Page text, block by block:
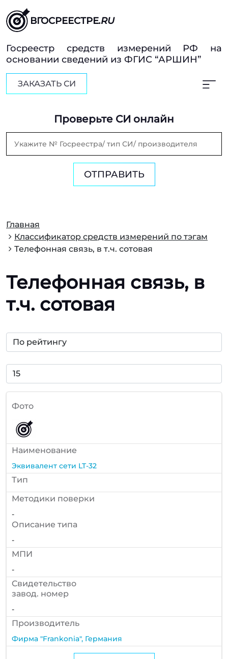
ВГОСРЕЕСТРЕ.RU
Госреестр средств измерений РФ на
основании сведений из ФГИС “АРШИН”
ЗАКАЗАТЬ СИ
Проверьте СИ онлайн
ОТПРАВИТЬ
Главная
Классификатор средств измерений по тэгам
Телефонная связь, в т.ч. сотовая
Телефонная связь, в
т.ч. сотовая
Фото
Наименование
Эквивалент сети LT-32
Тип
Методики поверки
-
Описание типа
-
МПИ
-
Cвидетельство
завод. номер
-
Производитель
Фирма "Frankonia", Германия